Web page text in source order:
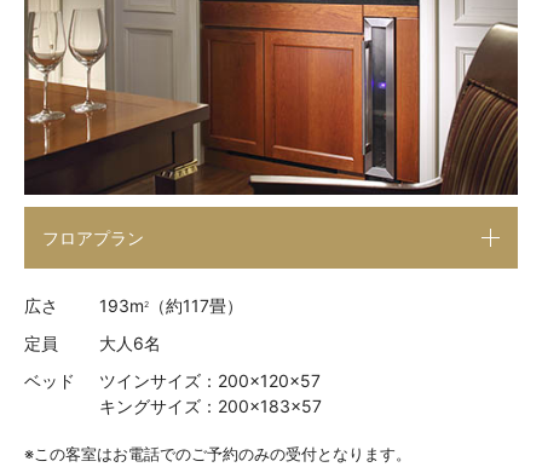
フロアプラン
広さ 193m2
（約117畳）
定員
大人6名
ベッド
ツインサイズ：200×120×57
キングサイズ：200×183×57
※この客室はお電話でのご予約のみの受付となります。